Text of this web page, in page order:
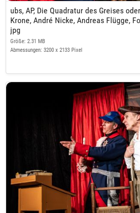
ubs, AP, Die Quadratur des Greises
Krone, André Nicke, Andreas Flügge,
jpg
Größe: 2.31 MB
Abmessungen: 3200 x 2133 Pixel